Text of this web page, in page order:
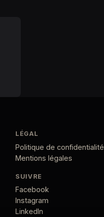
LÉGAL
Politique de confidentialité
Mentions légales
SUIVRE
Facebook
Instagram
LinkedIn